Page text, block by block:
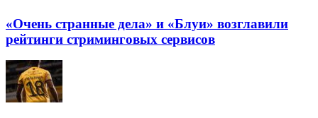
«Очень странные дела» и «Блуи» возглавили
рейтинги стриминговых сервисов